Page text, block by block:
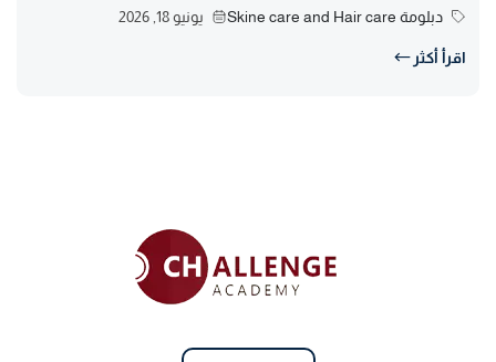
دبلومة Skine care and Hair care يونيو 18, 2026
اقرأ أكثر